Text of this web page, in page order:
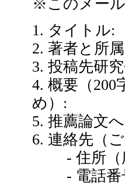
※このメール
1. タイトル:
2. 著者と所
3. 投稿先研
4. 概要（
め）:
5. 推薦論文
6. 連絡先（
- 住所（所
- 電話番